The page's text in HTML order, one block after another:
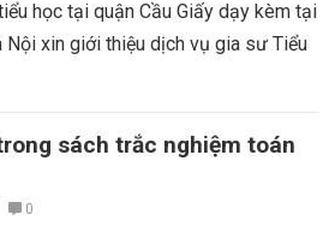
học tại quận Cầu Giấy dạy kèm tại
Nội xin giới thiệu dịch vụ gia sư Tiểu
sách trắc nghiệm toán
0